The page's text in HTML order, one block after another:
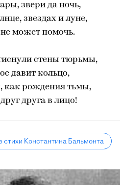
звери да ночь,
звездах и луне,
может помочь.
стены тюрьмы,
давит кольцо,
как рождения тьмы,
друга в лицо!
стихи Константина Бальмонта